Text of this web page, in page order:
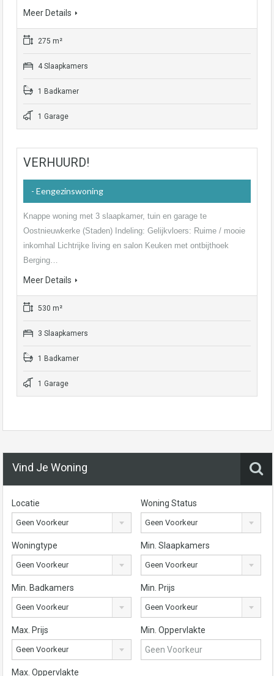
Meer Details
275 m²
4 Slaapkamers
1 Badkamer
1 Garage
VERHUURD!
- Eengezinswoning
Knappe woning met 3 slaapkamer, tuin en garage te
Oostnieuwkerke (Staden) Indeling: Gelijkvloers: Ruime / mooie
inkomhal Lichtrijke living en salon Keuken met ontbijthoek
Berging…
Meer Details
530 m²
3 Slaapkamers
1 Badkamer
1 Garage
Vind Je Woning
Locatie
Geen Voorkeur
Woning Status
Geen Voorkeur
Woningtype
Geen Voorkeur
Min. Slaapkamers
Geen Voorkeur
Min. Badkamers
Geen Voorkeur
Min. Prijs
Geen Voorkeur
Max. Prijs
Geen Voorkeur
Min. Oppervlakte
Max. Oppervlakte